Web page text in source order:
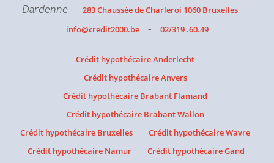
Dardenne- 283 Chaussée de Charleroi 1060 Bruxelles -
info@credit2000.be - 02/319 .60.49
Crédit hypothécaire Anderlecht
Crédit hypothécaire Anvers
Crédit hypothécaire Brabant Flamand
Crédit hypothécaire Brabant Wallon
Crédit hypothécaire Bruxelles
Crédit hypothécaire Wavre
Crédit hypothécaire Namur
Crédit hypothécaire Gand